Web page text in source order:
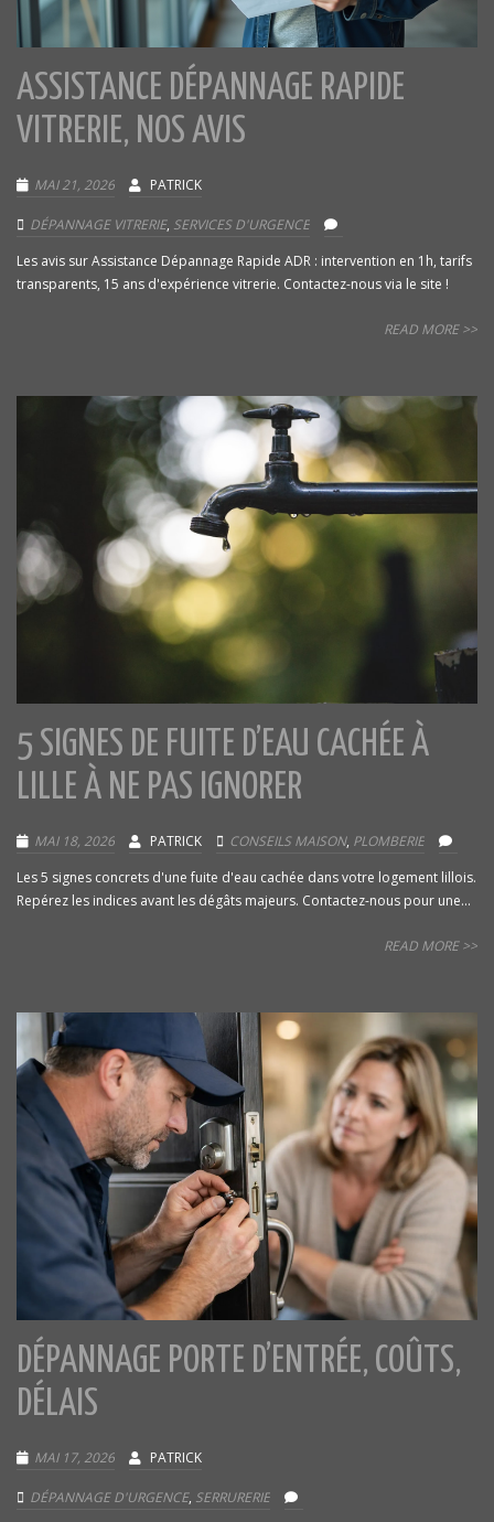
ASSISTANCE DÉPANNAGE RAPIDE
VITRERIE, NOS AVIS
MAI 21, 2026 PATRICK
DÉPANNAGE VITRERIE, SERVICES D'URGENCE
Les avis sur Assistance Dépannage Rapide ADR : intervention en 1h, tarifs
transparents, 15 ans d'expérience vitrerie. Contactez-nous via le site !
READ MORE >>
5 SIGNES DE FUITE D’EAU CACHÉE À
LILLE À NE PAS IGNORER
MAI 18, 2026 PATRICK CONSEILS MAISON, PLOMBERIE
Les 5 signes concrets d'une fuite d'eau cachée dans votre logement lillois.
Repérez les indices avant les dégâts majeurs. Contactez-nous pour une...
READ MORE >>
DÉPANNAGE PORTE D’ENTRÉE, COÛTS,
DÉLAIS
MAI 17, 2026 PATRICK
DÉPANNAGE D'URGENCE, SERRURERIE